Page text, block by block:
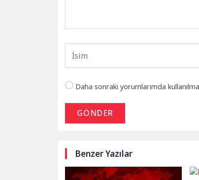
Daha sonraki yorumlarımda
GÖNDER
Benzer Yazılar